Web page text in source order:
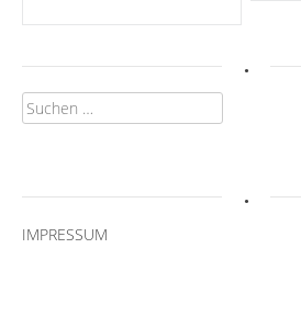
.
Suchen
nach:
.
IMPRESSUM